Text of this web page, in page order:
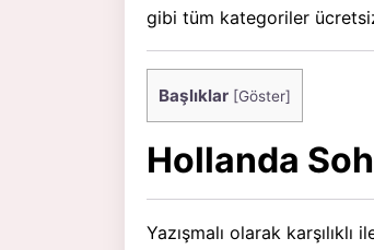
gibi tüm kategoriler
Başlıklar [Göster]
Hollanda
Yazışmalı olarak